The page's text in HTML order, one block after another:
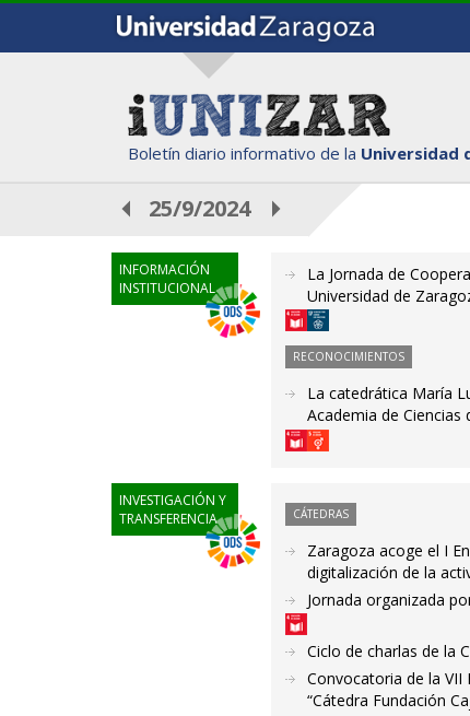
Boletín diario informativo de la Universidad
25/9/2024
INFORMACIÓN
INSTITUCIONAL
La Jornada de
Universidad de
RECONOCIMIENTOS
La catedrática María
Academia de Ciencias
INVESTIGACIÓN Y
TRANSFERENCIA
CÁTEDRAS
Zaragoza acoge el I
digitalización de la
Jornada organizada
Ciclo de charlas de la
Convocatoria de la
“Cátedra Fundación